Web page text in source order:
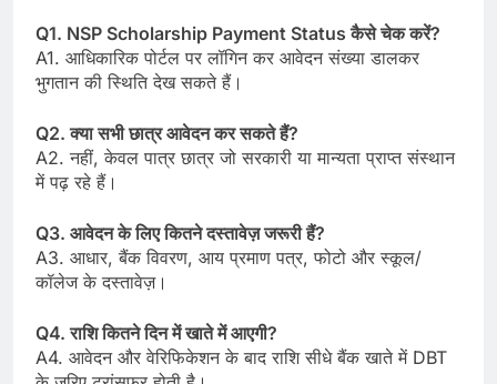
Q1. NSP Scholarship Payment Status कैसे चेक करें?
A1. आधिकारिक पोर्टल पर लॉगिन कर आवेदन संख्या डालकर
भुगतान की स्थिति देख सकते हैं।
Q2. क्या सभी छात्र आवेदन कर सकते हैं?
A2. नहीं, केवल पात्र छात्र जो सरकारी या मान्यता प्राप्त संस्थान
में पढ़ रहे हैं।
Q3. आवेदन के लिए कितने दस्तावेज़ जरूरी हैं?
A3. आधार, बैंक विवरण, आय प्रमाण पत्र, फोटो और स्कूल/
कॉलेज के दस्तावेज़।
Q4. राशि कितने दिन में खाते में आएगी?
A4. आवेदन और वेरिफिकेशन के बाद राशि सीधे बैंक खाते में DBT